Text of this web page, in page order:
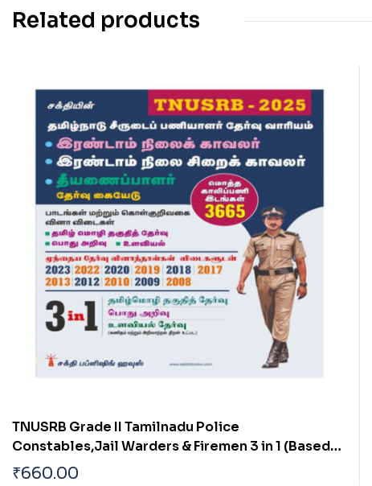
Related products
TNUSRB Grade II Tamilnadu Police
Constables,Jail Warders & Firemen 3 in 1 (Based
on New Syllabus) Exam book 2024
₹660.00